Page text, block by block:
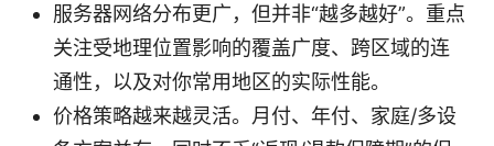
服务器网络分布更广，但并非“越多越好”。重点
关注受地理位置影响的覆盖广度、跨区域的连
通性，以及对你常用地区的实际性能。
价格策略越来越灵活。月付、年付、家庭/多设